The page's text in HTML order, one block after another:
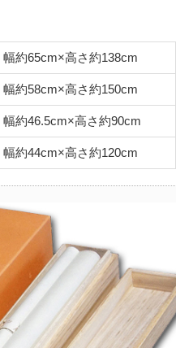
幅約65cm×高さ約138cm
幅約58cm×高さ約150cm
幅約46.5cm×高さ約90cm
幅約44cm×高さ約120cm